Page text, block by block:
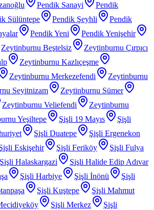
Pendik Sanayi
Pendik
Sülüntepe Pendik Şeyhli
Pendik
Pendik Yeni
Pendik Yenişehir
Zeytinburnu Beştelsiz
Zeytinburnu Çırpıcı
Zeytinburnu Kazlıçeşme
Zeytinburnu Merkezefendi
Zeytinburnu
Seyitnizam
Zeytinburnu Sümer
Zeytinburnu Veliefendi
Zeytinburnu
Yeşiltepe Şişli 19 Mayıs
Şişli
Şişli Duatepe
Şişli Ergenekon
Eskişehir Şişli Feriköy
Şişli Fulya
Şişli Halaskargazi
Şişli Halide Edip Adıvar
Şişli Harbiye Şişli İnönü
Şişli
Şişli Kuştepe
Şişli Mahmut
Şişli Merkez
Şişli